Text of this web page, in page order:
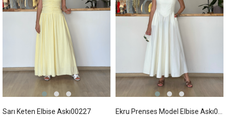
Sarı Keten Elbise Askı00227